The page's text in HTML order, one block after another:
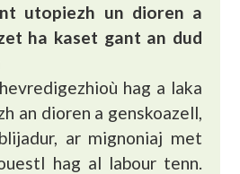
utopiezh un dioren a
ha kaset gant an dud
hag a laka
an dioren a genskoazell,
ar mignoniaj met
hag al labour tenn.